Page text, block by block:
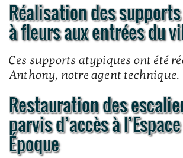
Réalisation des
à fleurs aux entrées du
Ces supports atypiques ont été
Anthony, notre agent technique.
Restauration des
parvis d’accès à
Époque